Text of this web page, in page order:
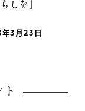
しを」
3月23日